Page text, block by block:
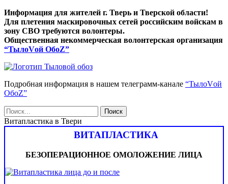
Информация для жителей г. Тверь и Тверской области!
Для плетения маскировочных сетей российским войскам в
зону СВО требуются волонтеры.
Общественная некоммерческая волонтерская организация
“ТылоVой ОбоZ”
Подробная информация в нашем телеграмм-канале “ТылоVой
ОбоZ”
Витапластика в Твери
ВИТАПЛАСТИКА
БЕЗОПЕРАЦИОННОЕ ОМОЛОЖЕНИЕ ЛИЦА